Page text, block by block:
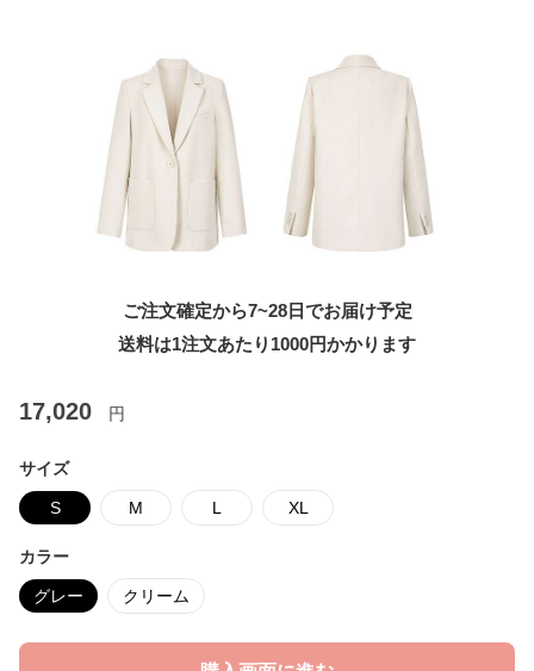
ご注文確定から7~28日でお届け予定
送料は1注文あたり 1000円かかります
17,020 円
サイズ
S M L XL
カラー
グレー クリーム